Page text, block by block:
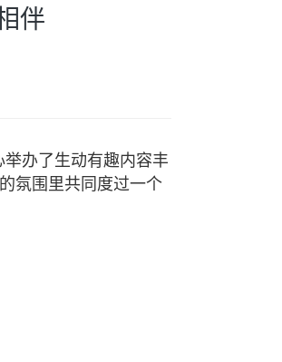
伴
办了生动有趣内容丰
氛围里共同度过一个